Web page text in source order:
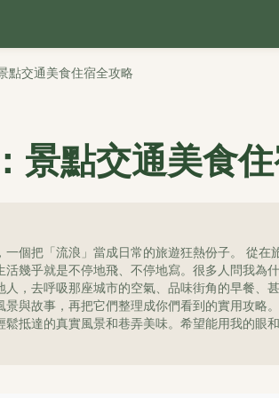
點交通美食住宿全攻略
景點交通美食
一個把「流浪」當成日常的旅遊狂熱份子。 從
活幾乎就是不停地飛、不停地寫。很多人問我為
人，去呼吸那座城市的空氣、品味街角的早餐、
景與故事，再把它們整理成你們看到的實用攻略
鬆抵達的真實風景和巷弄美味。希望能用我的眼